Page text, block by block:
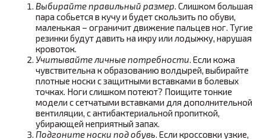
Выбирайте правильный размер. Слишком большая
пара собьется в кучу и будет скользить по обуви,
маленькая – ограничит движение пальцев ног. Тугие
резинки будут давить на икру или лодыжку, нарушая
кровоток.
Учитывайте личные потребности. Если кожа
чувствительна к образованию волдырей, выбирайте
плотные носки с защитными вставками в болевых
точках. Ноги слишком потеют? Поищите тонкие
модели с сетчатыми вставками для дополнительной
вентиляции, с антибактериальной пропиткой,
убирающей неприятный запах.
Подгоните носки под обувь. Если кроссовки узкие,